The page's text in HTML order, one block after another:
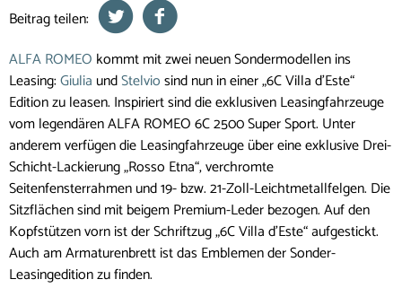
Beitrag teilen:
ALFA ROMEO kommt mit zwei neuen Sondermodellen ins
Leasing:Giulia undStelviosind nun in einer „6C Villa d'Este“
Edition zu leasen. Inspiriert sind die exklusiven Leasingfahrzeuge
vom legendären ALFA ROMEO 6C 2500 Super Sport. Unter
anderem verfügen die Leasingfahrzeuge über eine exklusive Drei-
Schicht-Lackierung „Rosso Etna“, verchromte
Seitenfensterrahmen und 19- bzw. 21-Zoll-Leichtmetallfelgen. Die
Sitzflächen sind mit beigem Premium-Leder bezogen. Auf den
Kopfstützen vorn ist der Schriftzug „6C Villa d'Este“ aufgestickt.
Auch am Armaturenbrett ist das Emblemen der Sonder-
Leasingedition zu finden.